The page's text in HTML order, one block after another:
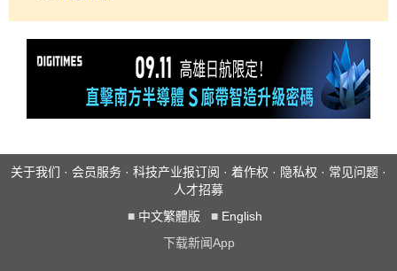
关于我们 · 会员服务 · 科技产业报订阅 · 着作权 · 隐私权 · 常见问题 ·
人才招募
■ 中文繁體版 ■ English
下载新闻App